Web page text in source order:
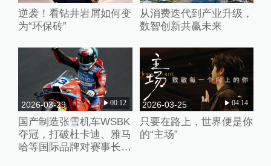
逆袭！看钻井岩屑如何变
为“环保砖”
从消费迭代到产业升级，
数智创新共赢未来
2026-03-29 00:12
国产制造张雪机车WSBK
夺冠，打破杜卡迪、雅马
哈等国际品牌对赛事长期
2026-03-25 04:14
只要在路上，世界便是你
的“主场”